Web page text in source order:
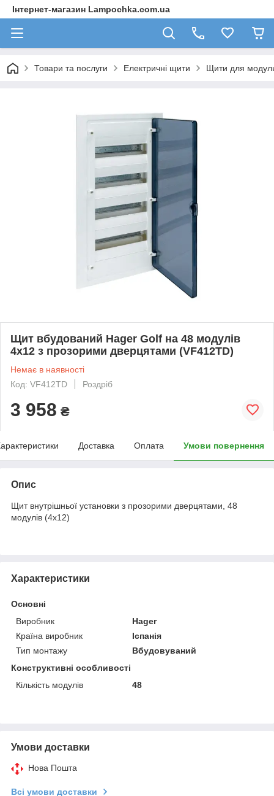
Інтернет-магазин Lampochka.com.ua
Товари та послуги Електричні щити Щити для
Щит вбудований Hager Golf на 48 модулів
4х12 з прозорими дверцятами (VF412TD)
Немає в наявності
Код: VF412TD
Роздріб
3 958 ₴
Доставка Оплата Умови повернення
Опис
Щит внутрішньої установки з прозорими дверцятами, 48
модулів (4x12)
Характеристики
Основні
Виробник
Hager
Країна виробник
Іспанія
Тип монтажу
Вбудовуваний
Конструктивні особливості
Кількість модулів
48
Умови доставки
Нова Пошта
Всі умови доставки